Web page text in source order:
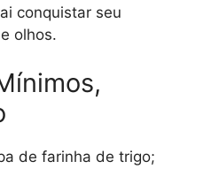
conquistar seu
olhos.
de farinha de trigo;